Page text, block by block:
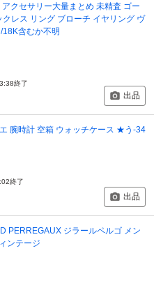
クセサリー大量まとめ 未精査 ゴー
クレス リング ブローチ イヤリング ヴ
18K含むか不明
終了
出品
腕時計 空箱 ウォッチケース ★う-34
終了
出品
PERREGAUX ジラールペルゴ メン
ンテージ